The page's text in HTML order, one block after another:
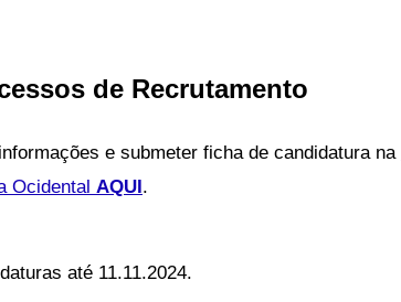
de Recrutamento
e submeter ficha de candidatura na
Ocidental AQUI.
até 11.11.2024.